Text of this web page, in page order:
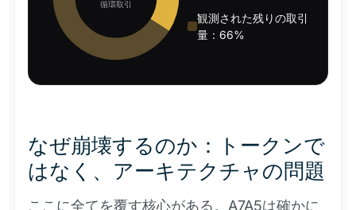
循環取引
観測された残りの取引
量：66%
なぜ崩壊するのか：トークンで
はなく、アーキテクチャの問題
ここに全てを覆す核心がある。A7A5は確かに